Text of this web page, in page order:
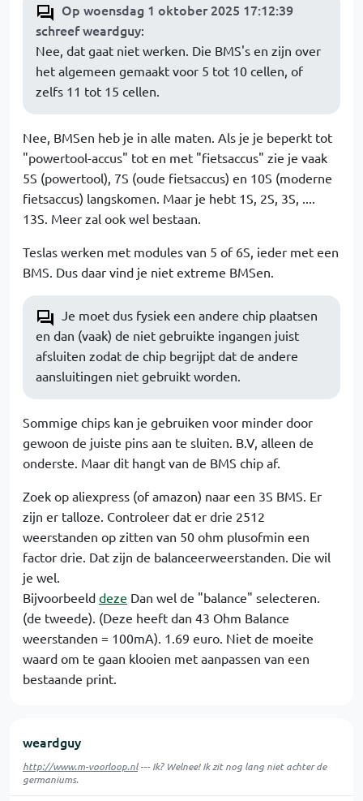
Op woensdag 1 oktober 2025 17:12:39
schreef weardguy:
Nee, dat gaat niet werken. Die BMS's en zijn over
het algemeen gemaakt voor 5 tot 10 cellen, of
zelfs 11 tot 15 cellen.
Nee, BMSen heb je in alle maten. Als je je beperkt tot
"powertool-accus" tot en met "fietsaccus" zie je vaak
5S (powertool), 7S (oude fietsaccus) en 10S (moderne
fietsaccus) langskomen. Maar je hebt 1S, 2S, 3S, ....
13S. Meer zal ook wel bestaan.
Teslas werken met modules van 5 of 6S, ieder met een
BMS. Dus daar vind je niet extreme BMSen.
Je moet dus fysiek een andere chip plaatsen
en dan (vaak) de niet gebruikte ingangen juist
afsluiten zodat de chip begrijpt dat de andere
aansluitingen niet gebruikt worden.
Sommige chips kan je gebruiken voor minder door
gewoon de juiste pins aan te sluiten. B.V, alleen de
onderste. Maar dit hangt van de BMS chip af.
Zoek op aliexpress (of amazon) naar een 3S BMS. Er
zijn er talloze. Controleer dat er drie 2512
weerstanden op zitten van 50 ohm plusofmin een
factor drie. Dat zijn de balanceerweerstanden. Die wil
je wel.
Bijvoorbeeld deze Dan wel de "balance" selecteren.
(de tweede). (Deze heeft dan 43 Ohm Balance
weerstanden = 100mA). 1.69 euro. Niet de moeite
waard om te gaan klooien met aanpassen van een
bestaande print.
weardguy
http://www.m-voorloop.nl--- Ik? Welnee! Ik zit nog lang niet achter de
germaniums.